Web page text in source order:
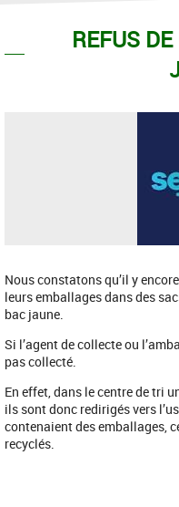
REFUS
Nous constatons qu’il y
leurs emballages dans des
bac jaune.
Si l’agent de collecte ou
pas collecté.
En effet, dans le centre de tri
ils sont donc redirigés vers
contenaient des emballages,
recyclés.